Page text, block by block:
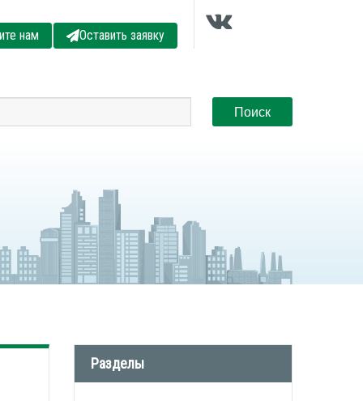
нам Оставить заявку
Разделы